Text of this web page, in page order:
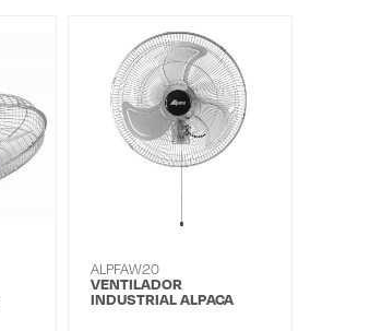
ALPFAW20
VENTILADOR
INDUSTRIAL ALPACA